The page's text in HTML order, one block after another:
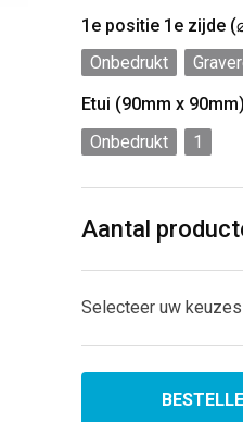
1e positie 1e zijde
Onbedrukt
Etui (90mm x 90mm)
Onbedrukt
1
Aantal
Selecteer uw